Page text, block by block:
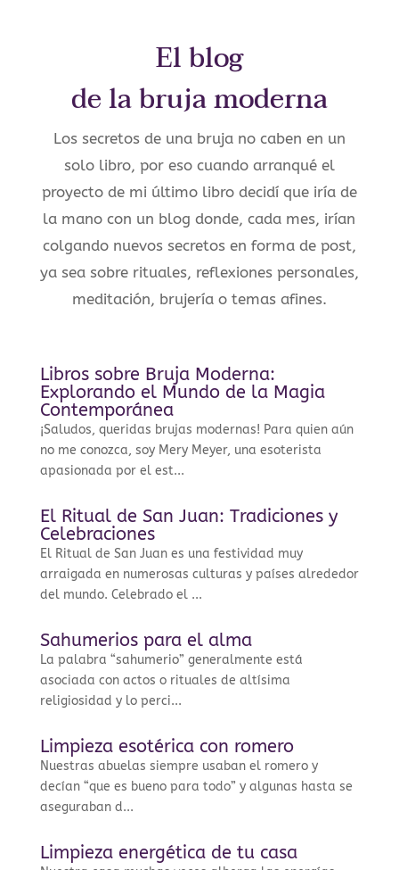
El blog
de la bruja moderna
Los secretos de una bruja no caben en un
solo libro, por eso cuando arranqué el
proyecto de mi último libro decidí que iría de
la mano con un blog donde, cada mes, irían
colgando nuevos secretos en forma de post,
ya sea sobre rituales, reflexiones personales,
meditación, brujería o temas afines.
Libros sobre Bruja Moderna:
Explorando el Mundo de la Magia
Contemporánea
¡Saludos, queridas brujas modernas! Para quien aún
no me conozca, soy Mery Meyer, una esoterista
apasionada por el est...
El Ritual de San Juan: Tradiciones y
Celebraciones
El Ritual de San Juan es una festividad muy
arraigada en numerosas culturas y países alrededor
del mundo. Celebrado el ...
Sahumerios para el alma
La palabra “sahumerio” generalmente está
asociada con actos o rituales de altísima
religiosidad y lo perci...
Limpieza esotérica con romero
Nuestras abuelas siempre usaban el romero y
decían “que es bueno para todo” y algunas hasta se
aseguraban d...
Limpieza energética de tu casa